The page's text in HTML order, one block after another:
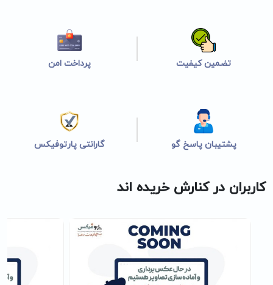
تضمین کیفیت پرداخت امن
پشتیبان پاسخ گو گارانتی پارتوفیکس
کاربران در کنارش خریده اند